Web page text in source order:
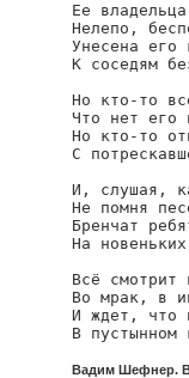
Ее
Нелепо,
Унесена его
К соседям
Но кто-то
Что нет его
Но кто-то
С
И, слушая,
Не помня
Бренчат
На
Всё
Во мрак, в
И ждет, что
В пустынном
Вадим Шефнер. В